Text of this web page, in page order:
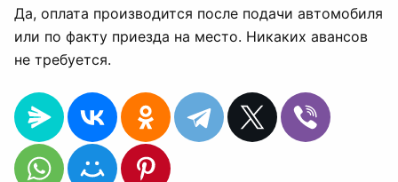
Да, оплата производится после подачи автомобиля
или по факту приезда на место. Никаких авансов
не требуется.